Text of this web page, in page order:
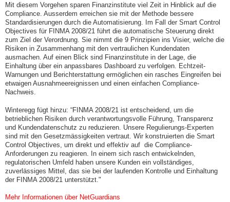
Mit diesem Vorgehen sparen Finanzinstitute viel Zeit in Hinblick auf die
Compliance. Ausserdem erreichen sie mit der Methode bessere
Standardisierungen durch die Automatisierung. Im Fall der Smart Control
Objectives für FINMA 2008/21 führt die automatische Steuerung direkt
zum Ziel der Verordnung. Sie nimmt die 9 Prinzipien ins Visier, welche die
Risiken in Zusammenhang mit den vertraulichen Kundendaten
ausmachen. Auf einen Blick sind Finanzinstitute in der Lage, die
Einhaltung über ein anpassbares Dashboard zu verfolgen. Echtzeit-
Warnungen und Berichterstattung ermöglichen ein rasches Eingreifen bei
etwaigen Ausnahmeereignissen und einen einfachen Compliance-
Nachweis.
Winteregg fügt hinzu: “FINMA 2008/21 ist entscheidend, um die
betrieblichen Risiken durch verantwortungsvolle Führung, Transparenz
und Kundendatenschutz zu reduzieren. Unsere Regulierungs-Experten
sind mit den Gesetzmässigkeiten vertraut. Wir konstruierten die Smart
Control Objectives, um direkt und effektiv auf die Compliance-
Anforderungen zu reagieren. In einem sich rasch entwickelnden,
regulatorischen Umfeld haben unsere Kunden ein vollständiges,
zuverlässiges Mittel, das sie bei der laufenden Kontrolle und Einhaltung
der FINMA 2008/21 unterstützt."
Mehr Informationen über NetGuardians